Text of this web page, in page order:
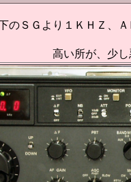
ＳＧより１ＫＨＺ、Ａ
し悪い